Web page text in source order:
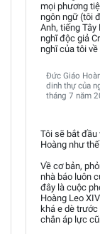
mọi phương
ngôn ngữ (tôi
Anh, tiếng
nghĩ độc giả
nghĩ của tôi
Đức Giáo
dinh thự của
tháng 7 năm
Tôi sẽ bắt đầu
Hoàng như
Về cơ bản,
nhà báo luôn
đây là cuộc
Hoàng Leo
khá e dè trước
chắn áp lực